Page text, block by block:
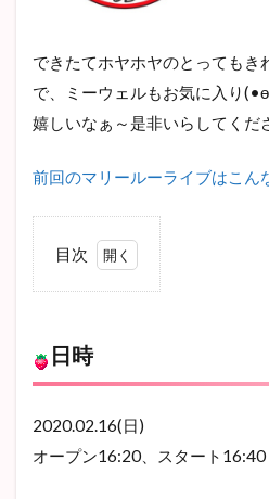
できたてホヤホヤのとってもき
で、ミーウェルもお気に入り
嬉しいなぁ～是非いらしてくだ
前回のマリールーライブはこん
目次
0.1
0.2
出演
日時
2020.02.16(日)
オープン16:20、スタート16:40